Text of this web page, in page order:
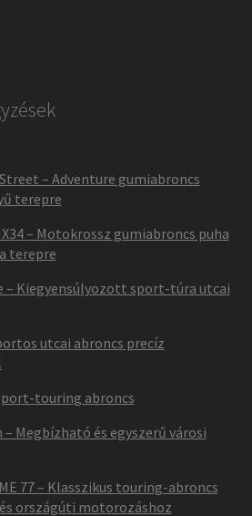
– Adventure gumiabroncs
terepre
– Motokrossz gumiabroncs puha
terepre
– Kiegyensúlyozott sport-túra utcai
utcai abroncs precíz
touring abroncs
Megbízható és egyszerű városi
77 – Klasszikus touring-abroncs
országúti motorozáshoz